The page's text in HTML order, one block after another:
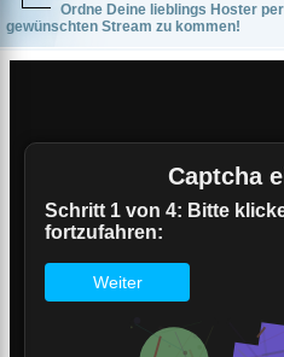
Ordne Deine lieblings Hoster
gewünschten Stream zu kommen!